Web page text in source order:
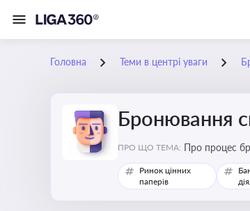
Головна Теми в центрі уваги
Бронювання
ПРО ЩО ТЕМА: Про процес
сферах під час
Ринок цінних
паперів